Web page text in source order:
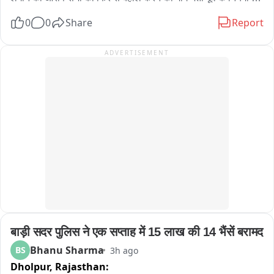
হেলমেট ছাড়া বাইক চালাতে দেখলেই সেই বাইক আরোহীর দিকে ছুটে যাচ্ছেন
যমরাজ? যে কোনও মুহূর্তে তোমার বাড়িতে পৌঁছে যেতে পারি!” এরপরই শুরু হচ্ছে
নাটকীয় পদ্ধতিতে সচেতনতার বার্তা মানুষের কাছে পৌঁছে দিলে তার প্রভাব আরও
বেশি হতে পারে। পথ নিরাপত্তা সপ্তাহে সবং ও পিংলা পুলিশের এই উদ্যোগ যেন
হাসির আড়ালে একটি কঠিন বার্তাই দিয়ে গেল হেলমেট ও সিটবেল্ট এড়িয়ে চলা মানেই
2023 की भर्ती प्रक्रिया की तर्ज पर भर्ती की मांग भर्ती नियमों में बदलाव नहीं
बाहर संविदा कर्मी कर रहे विरोध
0 0 Share Report
ADVERTISEMENT
बाड़ी सदर पुलिस ने एक सप्ताह में 15 लाख की 14 भैंसें बरामद
BS Bhanu Sharma 3h ago
Dholpur, Rajasthan: